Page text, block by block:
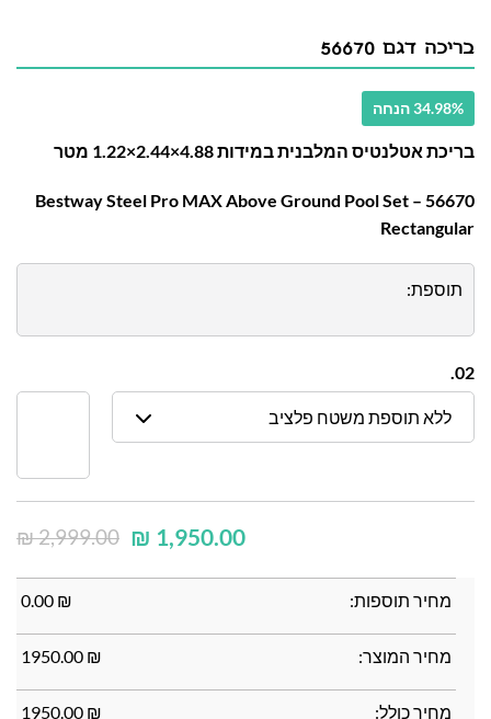
בריכה דגם 56670
34.98% הנחה
בריכת אטלנטיס המלבנית במידות 4.88×2.44×1.22 מטר
56670 – Bestway Steel Pro MAX Above Ground Pool Set
Rectangular
תוספת:
02.
ללא תוספת משטח פלציב
₪2,999.00 ₪ 1,950.00
מחיר תוספות: ₪
0.00
מחיר המוצר: ₪
1950.00
מחיר כולל: ₪
1950.00